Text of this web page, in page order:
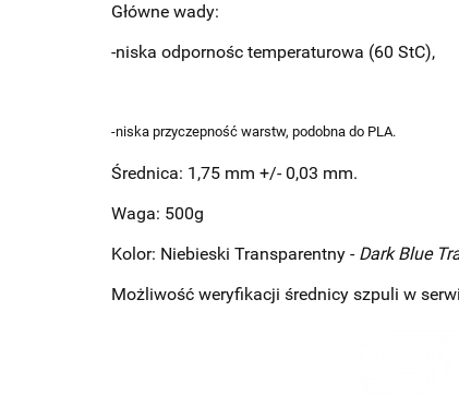
Główne wady:
-niska odpornośc temperaturowa (60 StC),
-niska przyczepność warstw, podobna do PLA.
Średnica: 1,75 mm +/- 0,03 mm.
Waga: 500g
Kolor: Niebieski Transparentny - Dark Blue
Możliwość weryfikacji średnicy szpuli w